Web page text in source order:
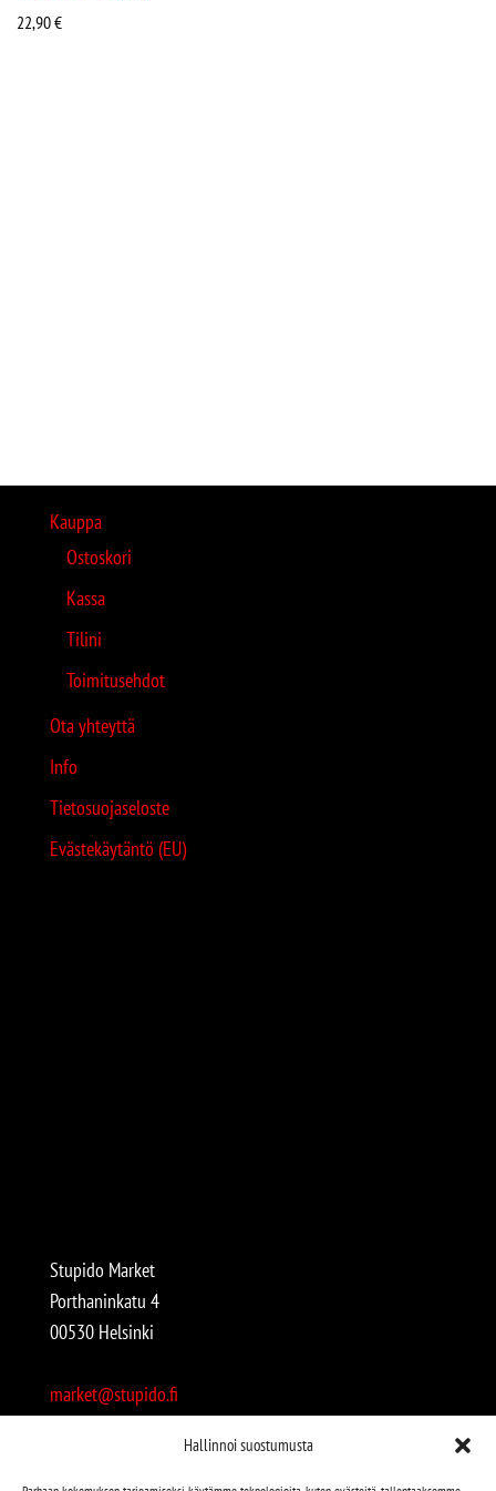
Hallinnoi suostumusta
22,90€
Kauppa
Ostoskori
Kassa
Tilini
Toimitusehdot
Ota yhteyttä
Info
Tietosuojaseloste
Evästekäytäntö (EU)
Stupido Market
Porthaninkatu 4
00530 Helsinki
market@stupido.fi